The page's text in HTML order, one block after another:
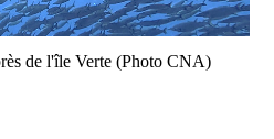
de l'île Verte (Photo CNA)